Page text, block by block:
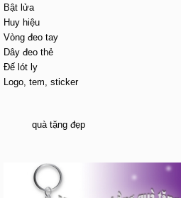
Bật lửa
Huy hiệu
Vòng đeo tay
Dây đeo thẻ
Đế lót ly
Logo, tem, sticker
quà tặng đẹp